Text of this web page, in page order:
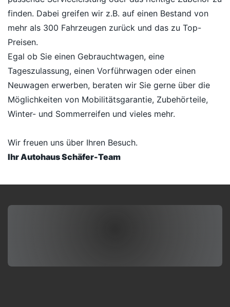
finden. Dabei greifen wir z.B. auf einen Bestand von
mehr als 300 Fahrzeugen zurück und das zu Top-
Preisen.
Egal ob Sie einen Gebrauchtwagen, eine
Tageszulassung, einen Vorführwagen oder einen
Neuwagen erwerben, beraten wir Sie gerne über die
Möglichkeiten von Mobilitätsgarantie, Zubehörteile,
Winter- und Sommerreifen und vieles mehr.
Wir freuen uns über Ihren Besuch.
Ihr Autohaus Schäfer-Team